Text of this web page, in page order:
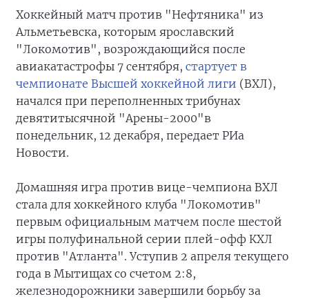
Хоккейный матч против "Нефтяника" из
Альметьевска, которым ярославский
"Локомотив", возрождающийся после
авиакатастрофы 7 сентября, стартует в
чемпионате Высшей хоккейной лиги (ВХЛ),
начался при переполненных трибунах
девятитысячной "Арены-2000"в
понедельник, 12 декабря, передает РИа
Новости.
Домашняя игра против вице-чемпиона ВХЛ
стала для хоккейного клуба "Локомотив"
первым официальным матчем после шестой
игры полуфинальной серии плей-офф КХЛ
против "Атланта". Уступив 2 апреля текущего
года в Мытищах со счетом 2:8,
железнодорожники завершили борьбу за